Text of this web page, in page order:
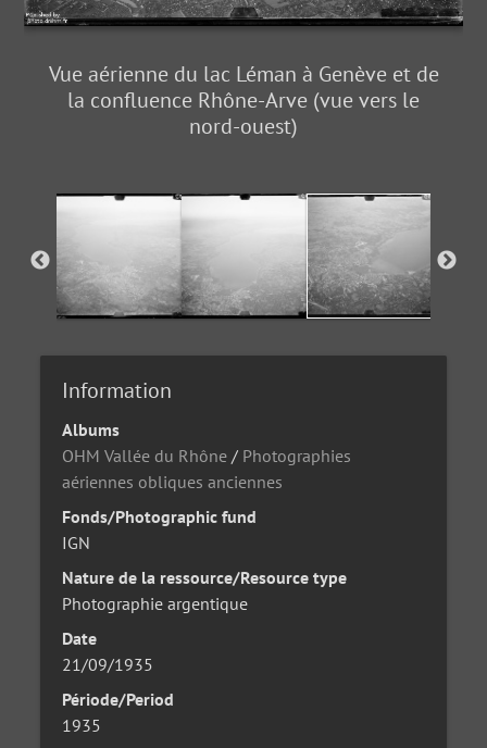
Vue aérienne du lac Léman à Genève et de
la confluence Rhône-Arve (vue vers le
nord-ouest)
Information
Albums
OHM Vallée du Rhône / Photographies
aériennes obliques anciennes
Fonds/Photographic fund
IGN
Nature de la ressource/Resource type
Photographie argentique
Date
21/09/1935
Période/Period
1935